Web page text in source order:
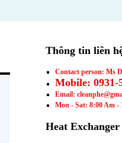
Thông tin liên
Contact person: Ms
Mobile: 0931-
Email:
Mon - Sat: 8:00 Am -
Heat